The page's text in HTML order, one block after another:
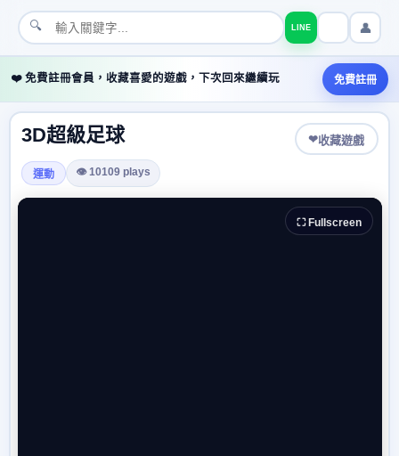
🔍 LINE 👤
❤️ 免費註冊會員，收藏喜愛的遊戲，下次回來繼續玩 免費註冊
3D超級足球 ❤收藏遊戲
運動 👁 10109 plays
⛶ Fullscreen